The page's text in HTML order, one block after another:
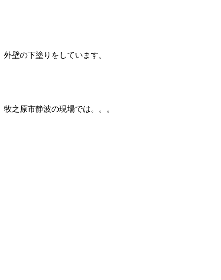
外壁の下塗りをしています。
牧之原市静波の現場では。。。